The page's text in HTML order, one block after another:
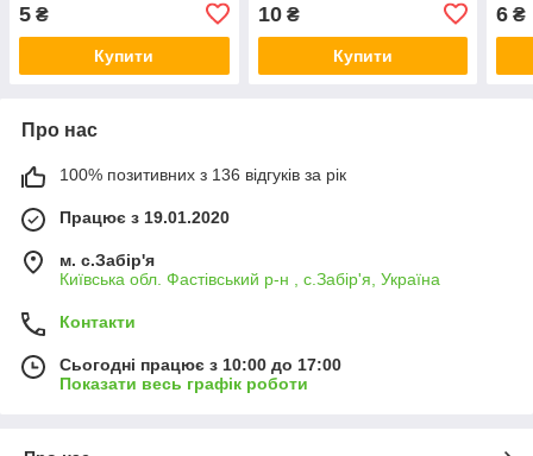
5 ₴
Купити
10₴
Купити
6 ₴
Про нас
100% позитивних з 136 відгуків за рік
Працює з 19.01.2020
м. с.Забір'я
Київська обл. Фастівський р-н , с.Забір'я, Україна
Контакти
Сьогодні працює з 10:00 до 17:00
Показати весь графік роботи